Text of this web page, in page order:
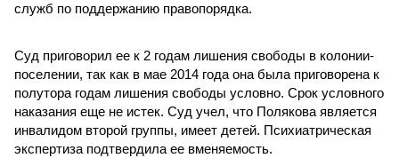
служб по поддержанию правопорядка.
Суд приговорил ее к 2 годам лишения свободы в колонии-
поселении, так как в мае 2014 года она была приговорена к
полутора годам лишения свободы условно. Срок условного
наказания еще не истек. Суд учел, что Полякова является
инвалидом второй группы, имеет детей. Психиатрическая
экспертиза подтвердила ее вменяемость.